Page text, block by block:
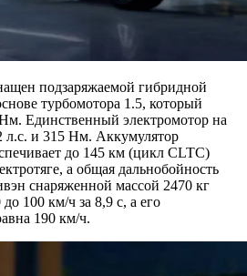
подзаряжаемой гибридной
турбомотора 1.5, который
Единственный электромотор на
л.с. и 315 Нм. Аккумулятор
до 145 км (цикл CLTC)
а общая дальнобойность
снаряженной массой 2470 кг
до 100 км/ч за 8,9 с, а его
190 км/ч.